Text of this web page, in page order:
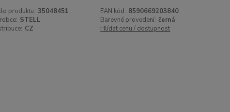
produktu: 35048451 EAN kód: 8590669203840
STELL Barevné provedení: černá
CZ Hlídat cenu / dostupnost